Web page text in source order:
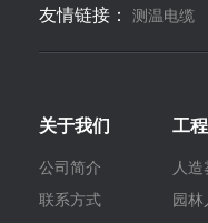
友情链接： 测温电缆
关于我们
公司简介
联系方式
工
人造
园林